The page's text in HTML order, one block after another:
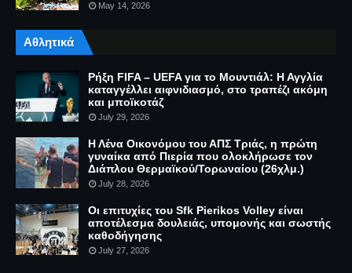
May 14, 2026
Αθλητικά
Ρήξη FIFA – UEFA για το Μουντιάλ: Η Αγγλία
καταγγέλλει αιφνιδιασμό, στο τραπέζι ακόμη
και μποϊκοτάζ
July 29, 2026
Η Λένα Οικονόμου του ΑΠΣ Τριάς, η πρώτη
γυναίκα από Πιερία που ολοκλήρωσε τον
Διάπλου Θερμαϊκού/Τορωναίου (26χλμ.)
July 28, 2026
Οι επιτυχίες του Sfk Pierikos Volley είναι
αποτέλεσμα δουλειάς, υπομονής και σωστής
καθοδήγησης
July 27, 2026